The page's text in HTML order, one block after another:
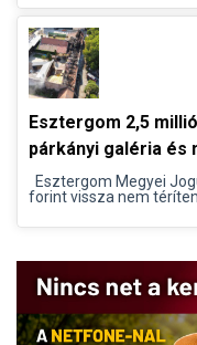
Esztergom 2,5
párkányi galéria és
Esztergom Megyei
forint vissza nem